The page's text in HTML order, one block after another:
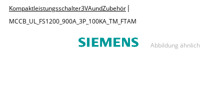
Kompaktleistungsschalter 3VA und Zubehör |
MCCB_UL_FS1200_900A_3P_100KA_TM_ FTAM
Abbildung ähnlich